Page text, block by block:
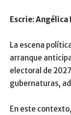
Escrie:
La escena
arranque
electoral de
gubernaturas,
En este